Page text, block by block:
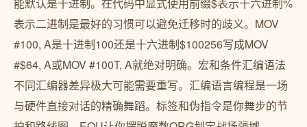
表示二进制是最好的习惯可以避免迁移时的歧义。MOV
#100, A是十进制100还是十六进制$100256写成MOV
#$64, A或MOV #100T, A就绝对明确。宏和条件汇编语法
不同汇编器差异极大可能需要重写。汇编语言编程是一场
与硬件直接对话的精确舞蹈。标签和伪指令是你舞步的节